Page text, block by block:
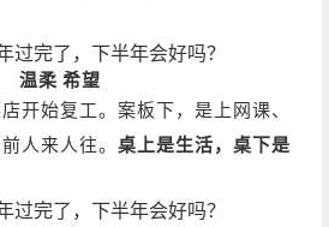
温柔 希望
开始复工。 案板下，是上网课、
人来人往。 桌上是生活，桌下是